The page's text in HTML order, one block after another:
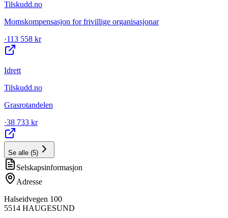
Tilskudd.no
Momskompensasjon for frivillige organisasjonar
·113 558 kr
Idrett
Tilskudd.no
Grasrotandelen
·38 733 kr
Se alle (5)
Selskapsinformasjon
Adresse
Halseidvegen 100
5514 HAUGESUND